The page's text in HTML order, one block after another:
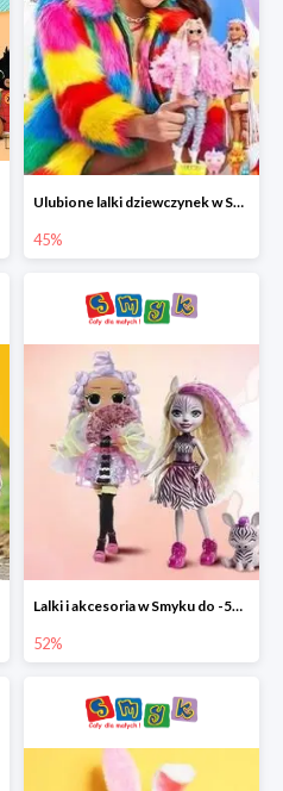
Ulubione lalki dziewczynek w Smyku do -45%
45%
Lalki i akcesoria w Smyku do -52%
52%